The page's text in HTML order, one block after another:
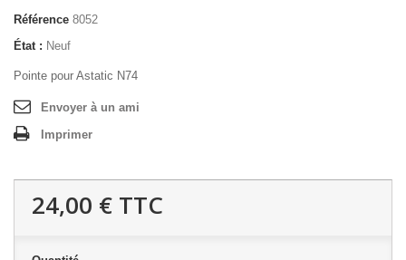
Référence 8052
État : Neuf
Pointe pour Astatic N74
Envoyer à un ami
Imprimer
24,00 € TTC